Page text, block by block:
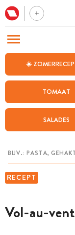
☀️
TOMAAT
SALADES
RECEPT
Vol-au-
BEZOEK ONZE ANDERE
WEEKMENU
CHAT MET MAIA
MIJN BEWAARDE